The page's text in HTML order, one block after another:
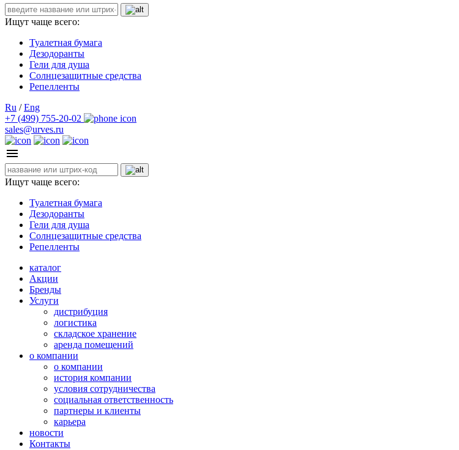
Ищут чаще всего:
Туалетная бумага
Дезодоранты
Гели для душа
Солнцезащитные средства
Репелленты
Ru / Eng
+7 (499) 755-20-02
sales@urves.ru
Ищут чаще всего:
Туалетная бумага
Дезодоранты
Гели для душа
Солнцезащитные средства
Репелленты
каталог
Акции
Бренды
Услуги
дистрибуция
логистика
складское хранение
аренда помещений
о компании
о компании
история компании
условия сотрудничества
социальная ответственность
партнеры и клиенты
карьера
новости
Контакты